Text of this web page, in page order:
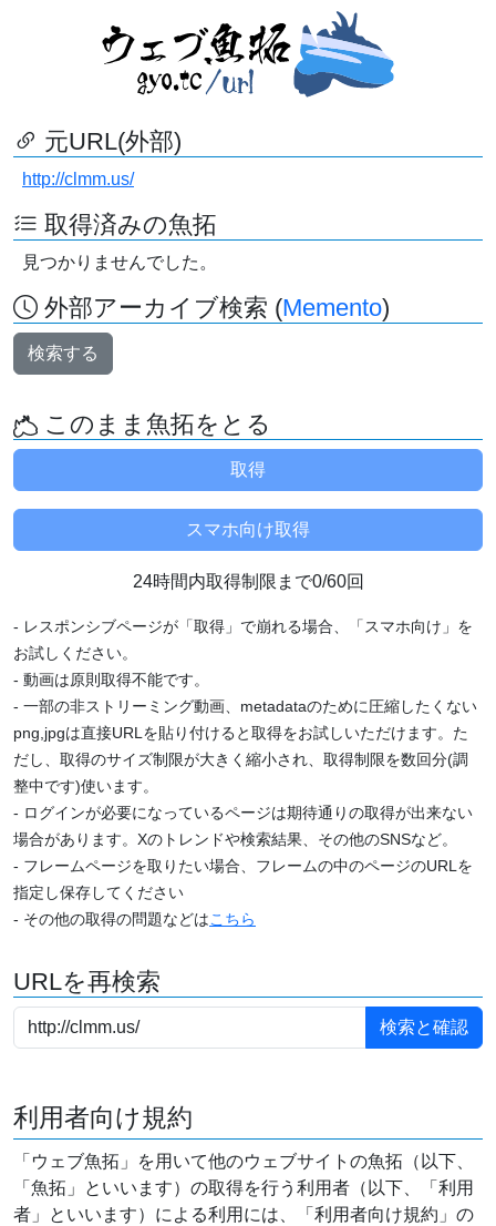
元URL(外部)
http://clmm.us/
取得済みの魚拓
見つかりませんでした。
外部アーカイブ検索 (Memento)
検索する
このまま魚拓をとる
24時間内取得制限まで0/60回
- レスポンシブページが「取得」で崩れる場合、「スマホ向け」を
お試しください。
- 動画は原則取得不能です。
- 一部の非ストリーミング動画、metadataのために圧縮したくない
png,jpgは直接URLを貼り付けると取得をお試しいただけます。た
だし、取得のサイズ制限が大きく縮小され、取得制限を数回分(調
整中です)使います。
- ログインが必要になっているページは期待通りの取得が出来ない
場合があります。Xのトレンドや検索結果、その他のSNSなど。
- フレームページを取りたい場合、フレームの中のページのURLを
指定し保存してください
- その他の取得の問題などはこちら
URLを再検索
利用者向け規約
「ウェブ魚拓」を用いて他のウェブサイトの魚拓（以下、
「魚拓」といいます）の取得を行う利用者（以下、「利用
者」といいます）による利用には、「利用者向け規約」の